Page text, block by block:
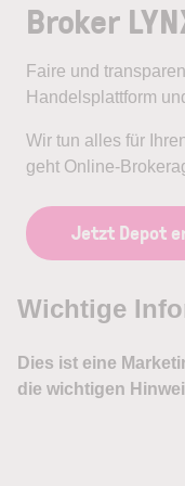
Broker
Faire und
Handelsplattform
Wir tun alles für
geht Online-
Jetzt Depot